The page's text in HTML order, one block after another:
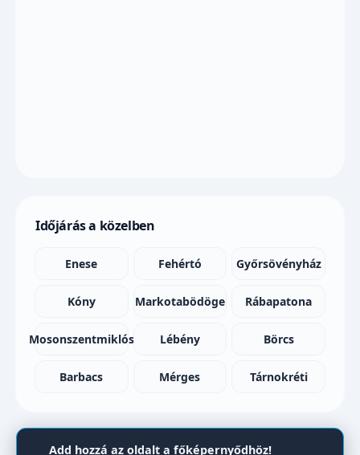
Időjárás a közelben
Enese Fehértó Győrsövényház
Kóny Markotabödöge Rábapatona
Mosonszentmiklós Lébény Börcs
Barbacs Mérges Tárnokréti
Add hozzá az oldalt a főképernyődhöz!